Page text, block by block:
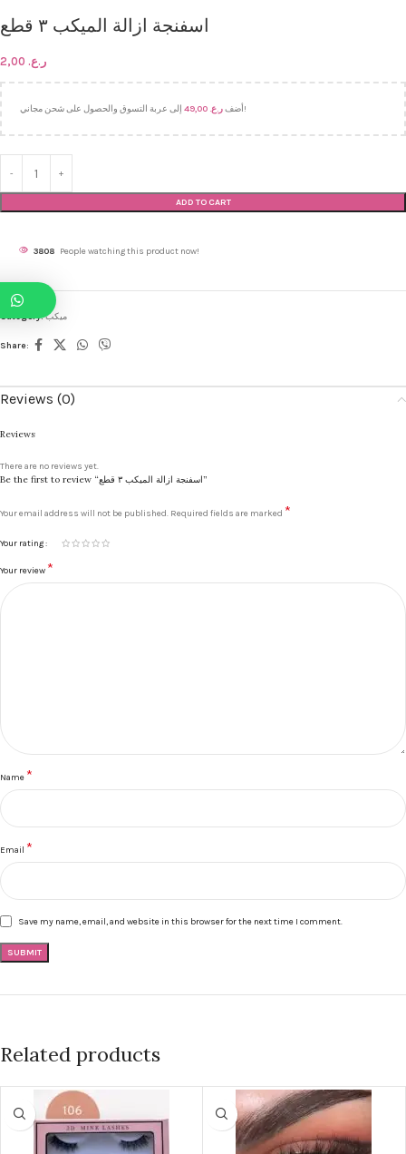
اسفنجة ازالة الميكب ٣ قطع
ر.ع.
أضفر.ع. إلى عربة التسوق والحصول على شحن مجاني!
ADD TO CART
3808 People watching this product now!
Category:ميكب
Share:
Reviews (0)
Reviews
There are no reviews yet.
Be the first to review “اسفنجة ازالة الميكب ٣ قطع”
Your email address will not be published. Required fields are marked *
Your rating
Your review *
Name *
Email *
Save my name, email, and website in this browser for the next time I comment.
Related products